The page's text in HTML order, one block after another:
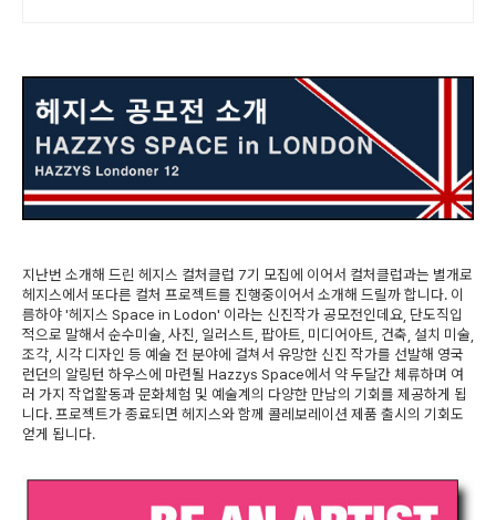
지난번 소개해 드린 헤지스 컬처클럽 7기 모집에 이어서 컬처클럽과는 별개로
헤지스에서 또다른 컬처 프로젝트를 진행중이어서 소개해 드릴까 합니다. 이
름하야 '헤지스 Space in Lodon' 이라는 신진작가 공모전인데요, 단도직입
적으로 말해서 순수미술, 사진, 일러스트, 팝아트, 미디어아트, 건축, 설치 미술,
조각, 시각 디자인 등 예술 전 분야에 걸쳐서 유망한 신진 작가를 선발해 영국
런던의 알링턴 하우스에 마련될 Hazzys Space에서 약 두달간 체류하며 여
러 가지 작업활동과 문화체험 및 예술계의 다양한 만남의 기회를 제공하게 됩
니다. 프로젝트가 종료되면 헤지스와 함께 콜레보레이션 제품 출시의 기회도
얻게 됩니다.